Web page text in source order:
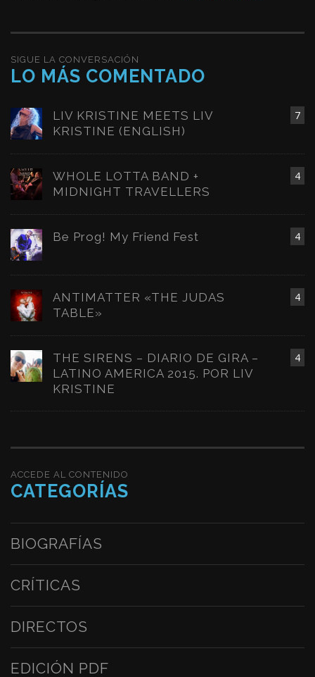
SIGUE LA CONVERSACIÓN
LO MÁS COMENTADO
7
LIV KRISTINE MEETS LIV
KRISTINE (ENGLISH)
4
WHOLE LOTTA BAND +
MIDNIGHT TRAVELLERS
4
Be Prog! My Friend Fest
4
ANTIMATTER «THE JUDAS
TABLE»
4
THE SIRENS – DIARIO DE GIRA –
LATINO AMERICA 2015. POR LIV
KRISTINE
ACCEDE AL CONTENIDO
CATEGORÍAS
BIOGRAFÍAS
CRÍTICAS
DIRECTOS
EDICIÓN PDF